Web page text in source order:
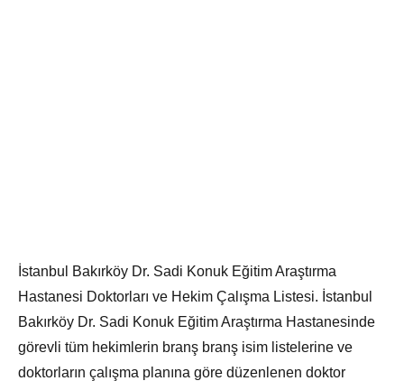
İstanbul Bakırköy Dr. Sadi Konuk Eğitim Araştırma
Hastanesi Doktorları ve Hekim Çalışma Listesi. İstanbul
Bakırköy Dr. Sadi Konuk Eğitim Araştırma Hastanesinde
görevli tüm hekimlerin branş branş isim listelerine ve
doktorların çalışma planına göre düzenlenen doktor